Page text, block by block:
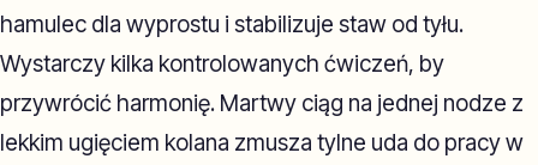
hamulec dla wyprostu i stabilizuje staw od tyłu.
Wystarczy kilka kontrolowanych ćwiczeń, by
przywrócić harmonię. Martwy ciąg na jednej nodze z
lekkim ugięciem kolana zmusza tylne uda do pracy w